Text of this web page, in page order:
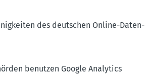
des deutschen Online-Daten­
benutzen Google Analytics